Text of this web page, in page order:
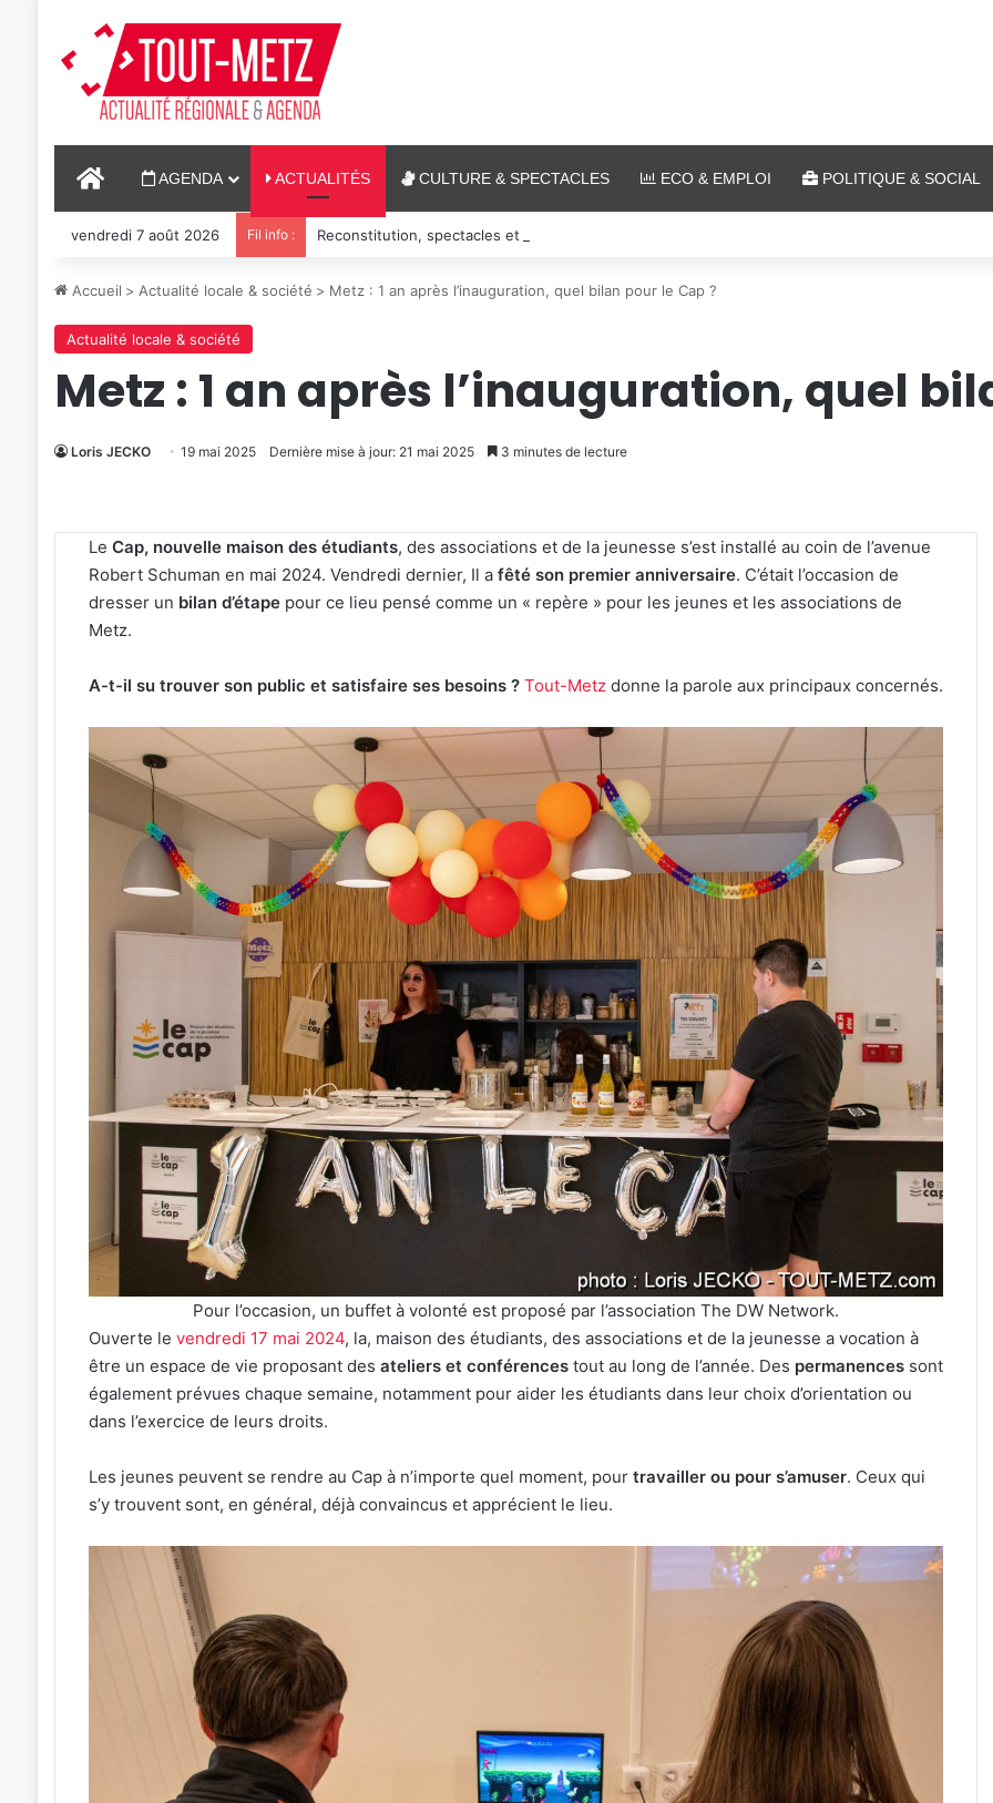
ACCUEILAGENDA ACTUALITÉS CULTURE & SPECTACLES ECO & EMPLOI POLITIQUE & SOCIAL
vendredi 7 août 2026 Fil info : Reconstitution, spectacles et cinéma pour l’édition 2026 de « Ça tombe comme à Gravelotte »
Accueil > Actualité locale & société > Metz : 1 an après l’inauguration, quel bilan pour le Cap ?
Actualité locale & société
Metz : 1 an après l’inauguration, quel
Loris JECKO 19 mai 2025 Dernière mise à jour: 21 mai 2025 3 minutes de lecture
Le Cap, nouvelle maison des étudiants, des associations et de la jeunesse s’est installé au coin de l’avenue
Robert Schuman en mai 2024. Vendredi dernier, Il afêté son premier anniversaire. C’était l’occasion de
dresser un bilan d’étape pour ce lieu pensé comme un « repère » pour les jeunes et les associations de
Metz.
A-t-il su trouver son public et satisfaire ses besoins ? Tout-Metzdonne la parole aux principaux concernés.
Pour l’occasion, un buffet à volonté est proposé par l’association The DW Network.
Ouverte le vendredi 17 mai 2024, la, maison des étudiants, des associations et de la jeunesse a vocation à
être un espace de vie proposant des ateliers et conférencestout au long de l’année. Des permanences sont
également prévues chaque semaine, notamment pour aider les étudiants dans leur choix d’orientation ou
dans l’exercice de leurs droits.
Les jeunes peuvent se rendre au Cap à n’importe quel moment, pour travailler ou pour s’amuser. Ceux qui
s’y trouvent sont, en général, déjà convaincus et apprécient le lieu.
particulière » :
en cuisine pour le
caritatif de la FIM
Kaza,
Jungeli
et
Helmut
Fritz
l’affiche
nouveau
festival
musique
à
Amnéville
7 août 2026
Kaza, Jungeli et Helmut Fritz à
l’affiche d’un nouveau festival de
musique à Amnéville
Reconstitution,
spectacles
et
cinéma
pour
l’édition
2026
de
«
Ça
tombe
comme
Gravelotte
7 août 2026
Reconstitution, spectacles et
cinéma pour l’édition 2026 de «
Ça tombe comme à Gravelotte